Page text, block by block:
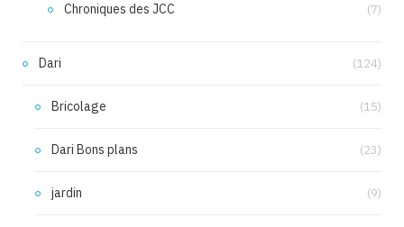
Chroniques des JCC (7)
Dari (124)
Bricolage (15)
Dari Bons plans (23)
jardin (9)